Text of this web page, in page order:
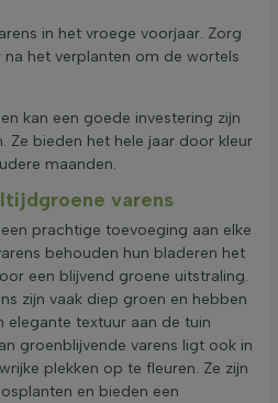
in het vroege voorjaar. Zorg
het verplanten om de wortels
kan een goede investering zijn
Ze bieden het hele jaar door kleur
maanden.
varens
prachtige toevoeging aan elke
behouden hun bladeren het
een blijvend groene uitstraling.
zijn vaak diep groen en hebben
elegante textuur aan de tuin
groenblijvende varens ligt ook in
plekken op te fleuren. Ze zijn
en bieden een